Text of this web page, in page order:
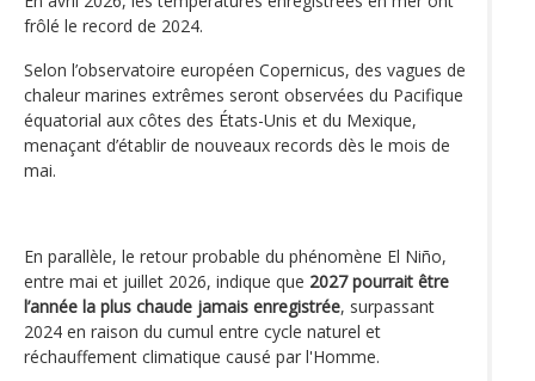
frôlé le record de 2024.
Selon l’observatoire européen Copernicus, des vagues de
chaleur marines extrêmes seront observées du Pacifique
équatorial aux côtes des États-Unis et du Mexique,
menaçant d’établir de nouveaux records dès le mois de
mai.
En parallèle, le retour probable du phénomène El Niño,
entre mai et juillet 2026, indique que 2027 pourrait être
l’année la plus chaude jamais enregistrée, surpassant
2024 en raison du cumul entre cycle naturel et
réchauffement climatique causé par l'Homme.